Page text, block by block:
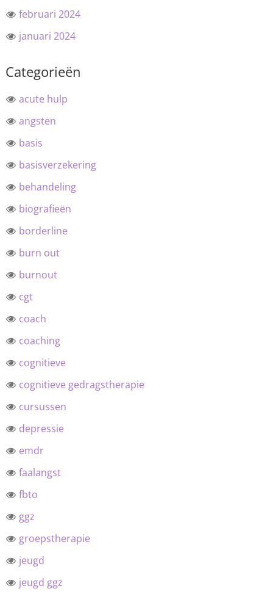
februari 2024
januari 2024
Categorieën
acute hulp
angsten
basis
basisverzekering
behandeling
biografieën
borderline
burn out
burnout
cgt
coach
coaching
cognitieve
cognitieve gedragstherapie
cursussen
depressie
emdr
faalangst
fbto
ggz
groepstherapie
jeugd
jeugd ggz